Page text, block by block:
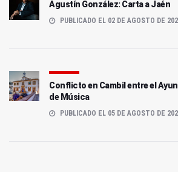
Agustín González: Carta a Jaén
PUBLICADO EL 02 DE AGOSTO DE
Conflicto en Cambil entre el
de Música
PUBLICADO EL 05 DE AGOSTO DE